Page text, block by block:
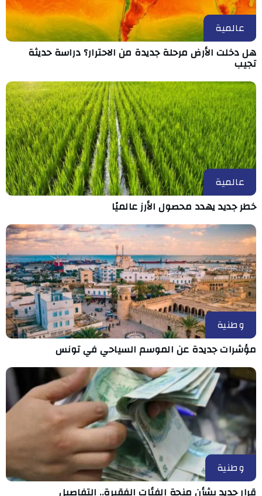
عالمية
هل دخلت الأرض مرحلة جديدة من الاحترار؟ دراسة حديثة
تجيب
عالمية
خطر جديد يهدد محصول الأرز عالميًا
وطنية
مؤشرات جديدة عن الموسم السياحي في تونس
وطنية
قرار جديد بشأن منحة الفئات الفقيرة.. التفاصيل